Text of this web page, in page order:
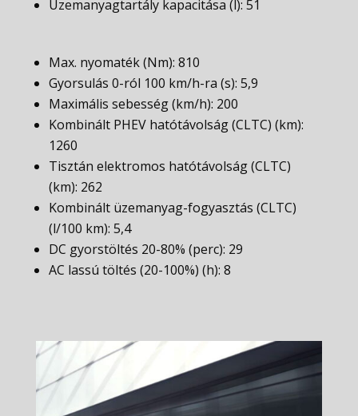
Üzemanyagtartály kapacitása (l): 51
Max. nyomaték (Nm): 810
Gyorsulás 0-ról 100 km/h-ra (s): 5,9
Maximális sebesség (km/h): 200
Kombinált PHEV hatótávolság (CLTC) (km):
1260
Tisztán elektromos hatótávolság (CLTC)
(km): 262
Kombinált üzemanyag-fogyasztás (CLTC)
(l/100 km): 5,4
DC gyorstöltés 20-80% (perc): 29
AC lassú töltés (20-100%) (h): 8